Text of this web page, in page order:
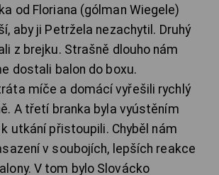
od Floriana (gólman Wiegele)
aby ji Petržela nezachytil. Druhý
z brejku. Strašně dlouho nám
dostali balon do boxu.
míče a domácí vyřešili rychlý
A třetí branka byla vyústěním
utkání přistoupili. Chyběl nám
v soubojích, lepších reakce
V tom bylo Slovácko